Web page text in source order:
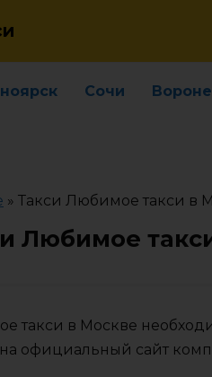
Сочи
» Такси Любимое такси в
Любимое
такси в Москве
официальный сайт